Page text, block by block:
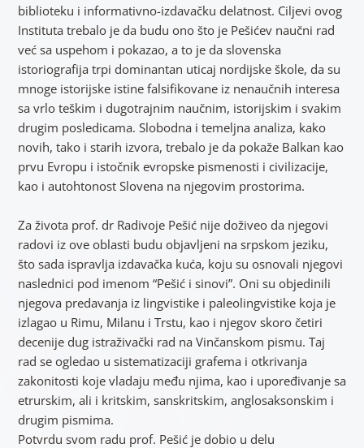
biblioteku i informativno-izdavačku delatnost. Ciljevi ovog
Instituta trebalo je da budu ono što je Pešićev naučni rad
već sa uspehom i pokazao, a to je da slovenska
istoriografija trpi dominantan uticaj nordijske škole, da su
mnoge istorijske istine falsifikovane iz nenaučnih interesa
sa vrlo teškim i dugotrajnim naučnim, istorijskim i svakim
drugim posledicama. Slobodna i temeljna analiza, kako
novih, tako i starih izvora, trebalo je da pokaže Balkan kao
prvu Evropu i istočnik evropske pismenosti i civilizacije,
kao i autohtonost Slovena na njegovim prostorima.
Za života prof. dr Radivoje Pešić nije doživeo da njegovi
radovi iz ove oblasti budu objavljeni na srpskom jeziku,
što sada ispravlja izdavačka kuća, koju su osnovali njegovi
naslednici pod imenom “Pešić i sinovi”. Oni su objedinili
njegova predavanja iz lingvistike i paleolingvistike koja je
izlagao u Rimu, Milanu i Trstu, kao i njegov skoro četiri
decenije dug istraživački rad na Vinčanskom pismu. Taj
rad se ogledao u sistematizaciji grafema i otkrivanja
zakonitosti koje vladaju među njima, kao i upoređivanje sa
etrurskim, ali i kritskim, sanskritskim, anglosaksonskim i
drugim pismima.
Potvrdu svom radu prof. Pešić je dobio u delu